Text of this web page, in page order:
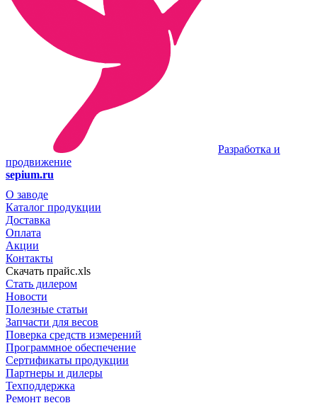
Разработка и
продвижение
sepium.ru
О заводе
Каталог продукции
Доставка
Оплата
Акции
Контакты
Скачать прайс.xls
Стать дилером
Новости
Полезные статьи
Запчасти для весов
Поверка средств измерений
Программное обеспечение
Сертификаты продукции
Партнеры и дилеры
Техподдержка
Ремонт весов